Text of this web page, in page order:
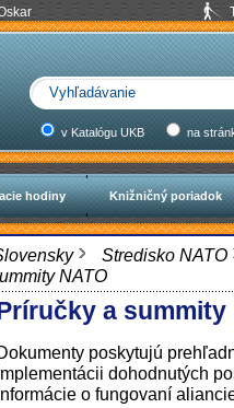
v Katalógu UKB na
hodiny Knižničný poriadok
Stredisko NATO
NATO
a summity
poskytujú
dohodnutých
o fungovaní